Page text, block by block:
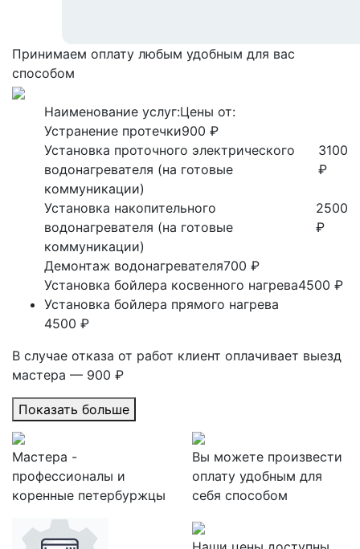
Принимаем оплату любым удобным для вас
способом
Наименование услуг:Цены от:
Устранение протечки900 ₽
Установка проточного электрического
водонагревателя (на готовые
коммуникации)
3100
₽
Установка накопительного
водонагревателя (на готовые
коммуникации)
2500
₽
Демонтаж водонагревателя700 ₽
Установка бойлера косвенного нагрева4500 ₽
Установка бойлера прямого нагрева
4500 ₽
В случае отказа от работ клиент оплачивает выезд
мастера — 900 ₽
Показать больше
Мастера -
профессионалы и
коренные петербуржцы
Вы можете произвести
оплату удобным для
себя способом